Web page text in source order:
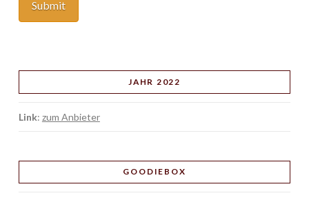
JAHR 2022
Link: zum Anbieter
GOODIEBOX